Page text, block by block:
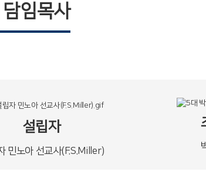
임목사
설립자
민노아 선교사(F.S.Miller)